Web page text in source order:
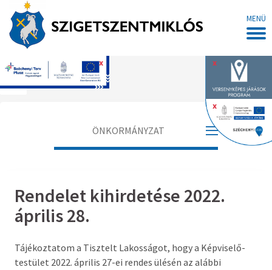
MENÜ
x
x
x
Főoldal
ÖNKORMÁNYZAT
Alpolgármester
Jegyző
Aljegyző
Rendelet kihirdetése 2022.
április 28.
Tájékoztatom a Tisztelt Lakosságot, hogy a Képviselő-
testület 2022. április 27-ei rendes ülésén az alábbi